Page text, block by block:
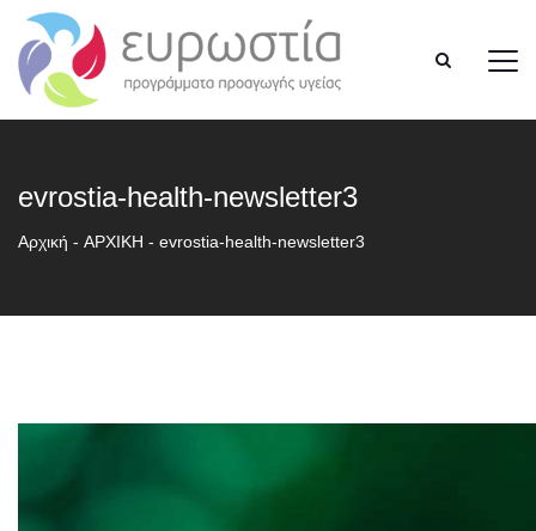
evrostia-health-newsletter3
Αρχική - ΑΡΧΙΚΗ - evrostia-health-newsletter3